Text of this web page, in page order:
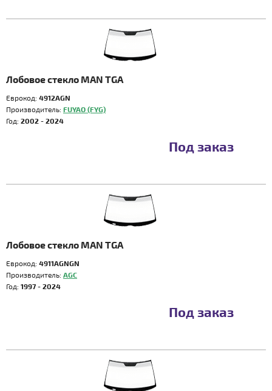
Лобовое стекло MAN TGA
Еврокод: 4912AGN
Производитель: FUYAO (FYG)
Год: 2002 - 2024
Под заказ
Лобовое стекло MAN TGA
Еврокод: 4911AGNGN
Производитель: AGC
Год: 1997 - 2024
Под заказ